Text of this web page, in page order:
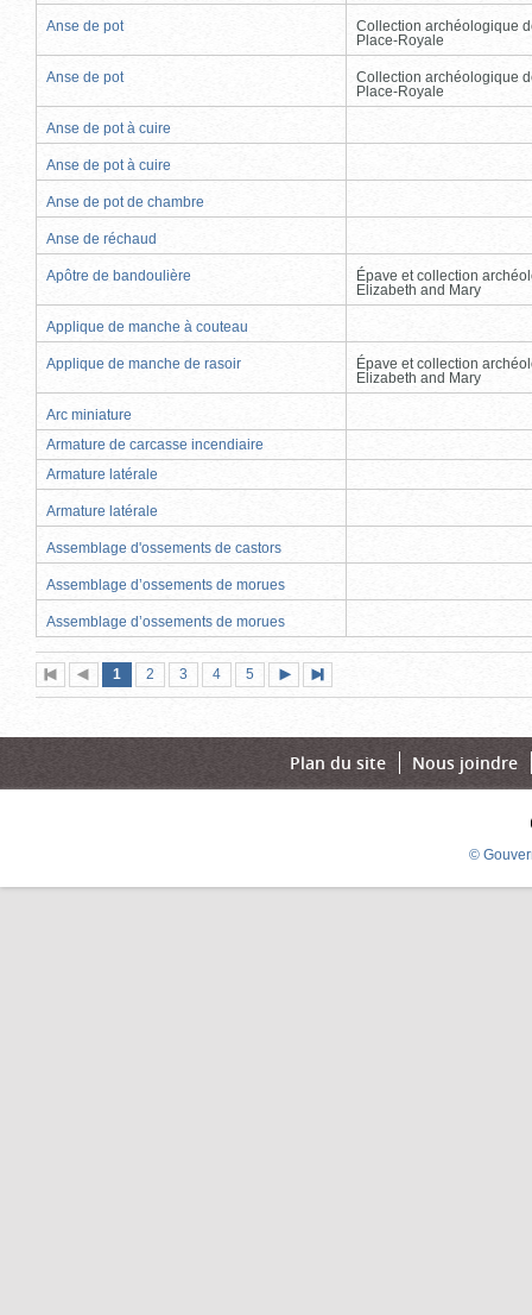
Anse de pot
Collection archéologique
Place-Royale
Anse de pot
Collection archéologique
Place-Royale
Anse de pot à cuire
Anse de pot à cuire
Anse de pot de chambre
Anse de réchaud
Apôtre de bandoulière
Épave et collection
Elizabeth and Mary
Applique de manche à couteau
Applique de manche de rasoir
Épave et collection
Elizabeth and Mary
Arc miniature
Armature de carcasse incendiaire
Armature latérale
Armature latérale
Assemblage d'ossements de castors
Assemblage d’ossements de morues
Assemblage d’ossements de morues
Première
page
Page
précédente
Page
1 (page
actuelle)
Page
2 Page
3 Page
4 Page
5
suivante
page
Plan du site Nous joindre
©